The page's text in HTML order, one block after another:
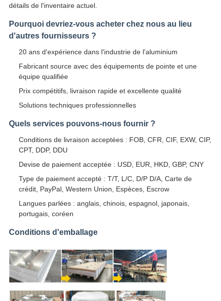
détails de l'inventaire actuel.
Pourquoi devriez-vous acheter chez nous au lieu
d'autres fournisseurs ?
20 ans d'expérience dans l'industrie de l'aluminium
Fabricant source avec des équipements de pointe et une
équipe qualifiée
Prix compétitifs, livraison rapide et excellente qualité
Solutions techniques professionnelles
Quels services pouvons-nous fournir ?
Conditions de livraison acceptées : FOB, CFR, CIF, EXW, CIP,
CPT, DDP, DDU
Devise de paiement acceptée : USD, EUR, HKD, GBP, CNY
Type de paiement accepté : T/T, L/C, D/P D/A, Carte de
crédit, PayPal, Western Union, Espèces, Escrow
Langues parlées : anglais, chinois, espagnol, japonais,
portugais, coréen
Conditions d'emballage